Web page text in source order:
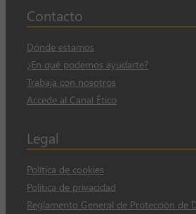
Contacto
Dónde estamos
¿En qué podemos ayudarte?
Trabaja con nosotros
Accede al Canal Ético
Legal
Política de cookies
Política de privacidad
Reglamento General de Protección de